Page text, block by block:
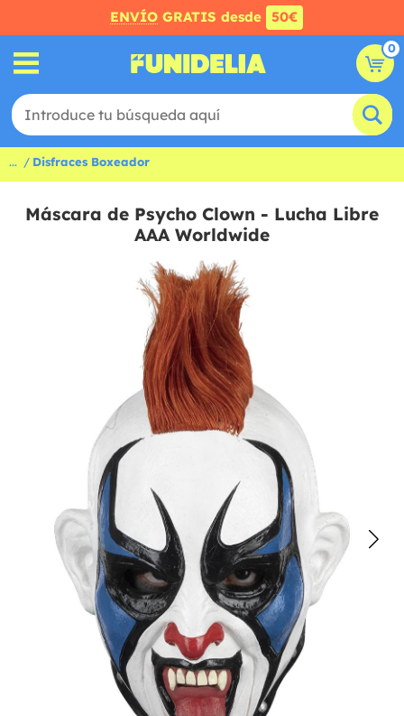
ENVÍO GRATIS desde 50€
0
... Disfraces Boxeador
Máscara de Psycho Clown - Lucha Libre
AAA Worldwide